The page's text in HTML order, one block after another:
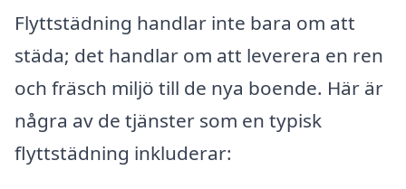
Flyttstädning handlar inte bara om att
städa; det handlar om att leverera en ren
och fräsch miljö till de nya boende. Här är
några av de tjänster som en typisk
flyttstädning inkluderar: